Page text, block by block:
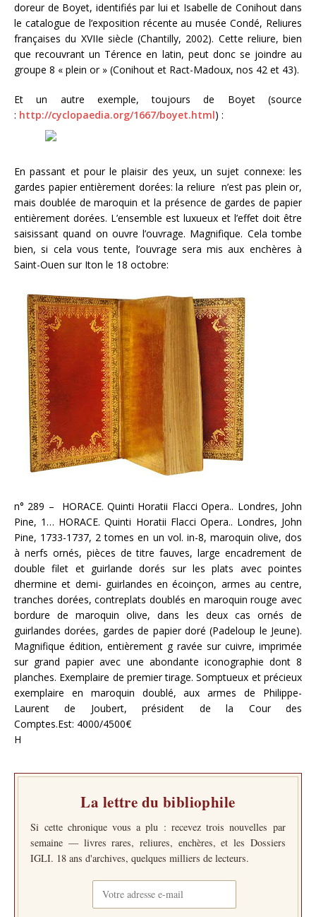
doreur de Boyet, identifiés par lui et Isabelle de Conihout dans
le catalogue de l’exposition récente au musée Condé, Reliures
françaises du XVIIe siècle (Chantilly, 2002). Cette reliure, bien
que recouvrant un Térence en latin, peut donc se joindre au
groupe 8 « plein or » (Conihout et Ract-Madoux, nos 42 et 43).
Et un autre exemple, toujours de Boyet (source
: http://cyclopaedia.org/1667/boyet.html) :
En passant et pour le plaisir des yeux, un sujet connexe: les
gardes papier entièrement dorées: la reliure n’est pas plein or,
mais doublée de maroquin et la présence de gardes de papier
entièrement dorées. L’ensemble est luxueux et l’effet doit être
saisissant quand on ouvre l’ouvrage. Magnifique. Cela tombe
bien, si cela vous tente, l’ouvrage sera mis aux enchères à
Saint-Ouen sur Iton le 18 octobre:
n° 289 – HORACE. Quinti Horatii Flacci Opera.. Londres, John
Pine, 1… HORACE. Quinti Horatii Flacci Opera.. Londres, John
Pine, 1733-1737, 2 tomes en un vol. in-8, maroquin olive, dos
à nerfs ornés, pièces de titre fauves, large encadrement de
double filet et guirlande dorés sur les plats avec pointes
dhermine et demi- guirlandes en écoinçon, armes au centre,
tranches dorées, contreplats doublés en maroquin rouge avec
bordure de maroquin olive, dans les deux cas ornés de
guirlandes dorées, gardes de papier doré (Padeloup le Jeune).
Magnifique édition, entièrement g ravée sur cuivre, imprimée
sur grand papier avec une abondante iconographie dont 8
planches. Exemplaire de premier tirage. Somptueux et précieux
exemplaire en maroquin doublé, aux armes de Philippe-
Laurent de Joubert, président de la Cour des
Comptes.Est: 4000/4500€
H
La lettre du bibliophile
Si cette chronique vous a plu : recevez trois nouvelles par
semaine — livres rares, reliures, enchères, et les Dossiers
IGLI. 18 ans d'archives, quelques milliers de lecteurs.